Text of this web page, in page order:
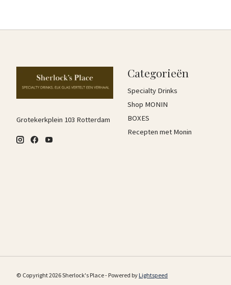
Grotekerkplein 103 Rotterdam
Categorieën
Specialty Drinks
Shop MONIN
BOXES
Recepten met Monin
© Copyright 2026 Sherlock's Place - Powered byLightspeed